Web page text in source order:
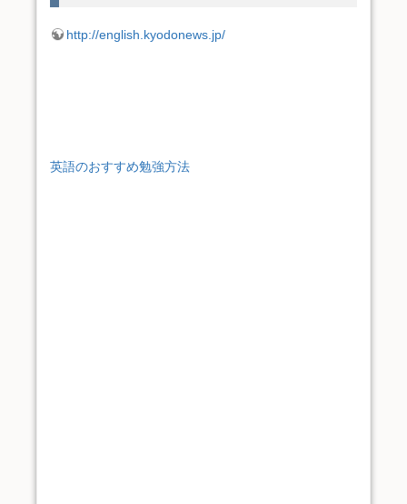
http://english.kyodonews.jp/
英語のおすすめ勉強方法